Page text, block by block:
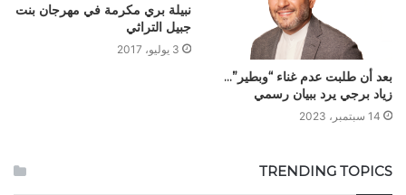
بعد أن طلبت عدم غناء “وبطير”…
زياد برجي يرد ببيان رسمي
14 سبتمبر، 2023
نبيلة بري مكرمة في مهرجان بنت
جبيل التراثي
3 يوليو، 2017
TRENDING TOPICS